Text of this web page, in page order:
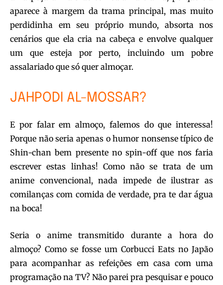
aparece à margem da trama principal, mas muito
perdidinha em seu próprio mundo, absorta nos
cenários que ela cria na cabeça e envolve qualquer
um que esteja por perto, incluindo um pobre
assalariado que só quer almoçar.
JAHPODI AL-MOSSAR?
E por falar em almoço, falemos do que interessa!
Porque não seria apenas o humor nonsense típico de
Shin-chan bem presente no spin-off que nos faria
escrever estas linhas! Como não se trata de um
anime convencional, nada impede de ilustrar as
comilanças com comida de verdade, pra te dar água
na boca!
Seria o anime transmitido durante a hora do
almoço? Como se fosse um Corbucci Eats no Japão
para acompanhar as refeições em casa com uma
programação na TV? Não parei pra pesquisar e pouco